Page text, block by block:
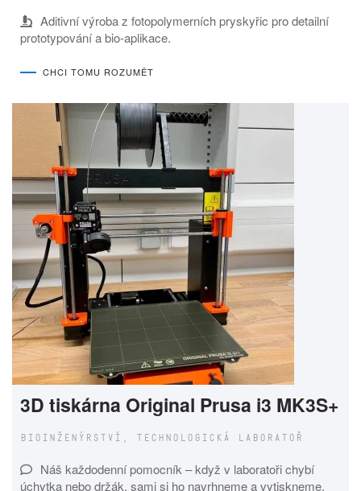
Aditivní výroba z fotopolymerních pryskyřic pro detailní
prototypování a bio-aplikace.
CHCI TOMU ROZUMĚT
3D tiskárna Original Prusa i3 MK3S+
BIOINŽENÝRSTVÍ, TECHNOLOGICKÁ LABORATOŘ
Náš každodenní pomocník – když v laboratoři chybí
úchytka nebo držák, sami si ho navrhneme a vytiskneme.